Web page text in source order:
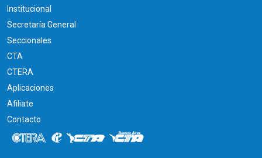
Institucional
Secretaría General
Seccionales
CTA
CTERA
Aplicaciones
Afiliate
Contacto